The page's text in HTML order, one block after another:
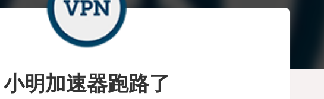
小明加速器跑路了